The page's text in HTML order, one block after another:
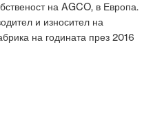
на AGCO, в Европа.
и износител на
на годината през 2016